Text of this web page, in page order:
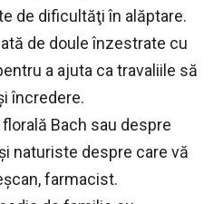
de dificultăţi în alăptare.
de doule înzestrate cu
a ajuta ca travaliile să
încredere.
Bach sau despre
naturiste despre care vă
farmacist.